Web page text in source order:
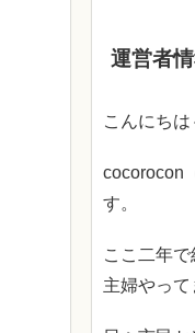
運営者
こんにちは
cocorocon
す。
ここ二年
主婦やって